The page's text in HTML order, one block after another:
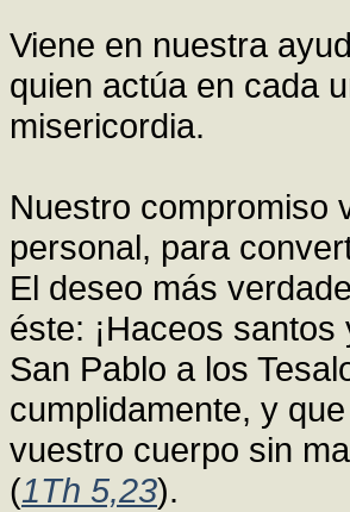
Viene en nuestra
quien actúa en cada
misericordia.
Nuestro compromiso
personal, para
El deseo más
éste: ¡Haceos
San Pablo a los
cumplidamente, y
vuestro cuerpo sin
(1Th 5,23).